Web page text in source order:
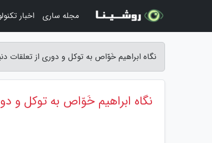
نگاه ابراهیم خَوّاص به توکل و دوری از تعلقات
نگاه ابراهیم خَوّاص به توکل و
مجله ساری اخبار